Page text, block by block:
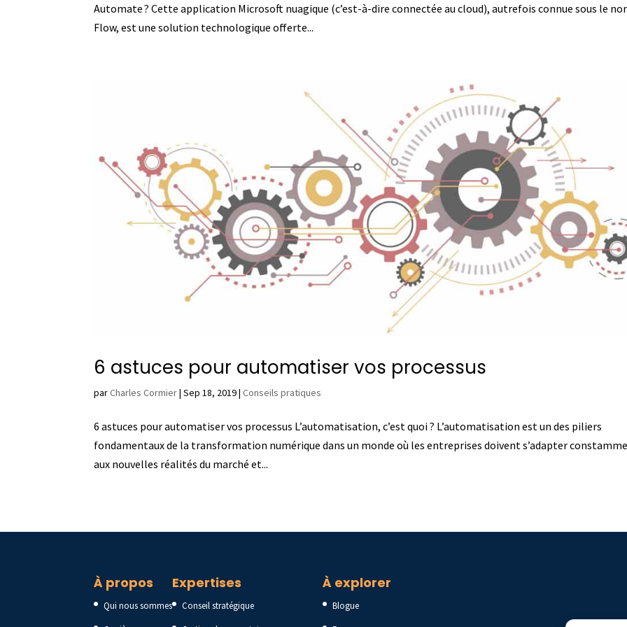
Automate ? Cette application Microsoft nuagique (c’est-à-dire connectée au cloud), autrefois connue sous le
Flow, est une solution technologique offerte...
6 astuces pour automatiser vos processus
parCharles Cormier|Sep 18, 2019|Conseils pratiques
6 astuces pour automatiser vos processus L’automatisation, c’est quoi ? L’automatisation est un des piliers
fondamentaux de la transformation numérique dans un monde où les entreprises doivent s’adapter
aux nouvelles réalités du marché et...
À propos
Qui nous sommes
Expertises
Conseil stratégique
À explorer
Blogue